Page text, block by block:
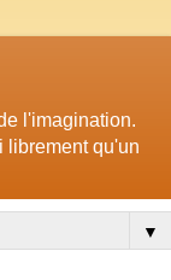
l'imagination.
librement qu'un
▼